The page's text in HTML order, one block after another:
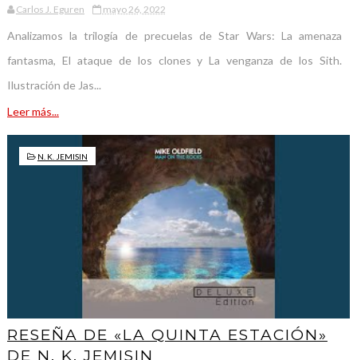
Carlos J. Eguren mayo 26, 2022
Analizamos la trilogía de precuelas de Star Wars: La amenaza
fantasma, El ataque de los clones y La venganza de los Sith.
Ilustración de Jas...
Leer más...
N. K. JEMISIN
RESEÑA DE «LA QUINTA ESTACIÓN»
DE N. K. JEMISIN